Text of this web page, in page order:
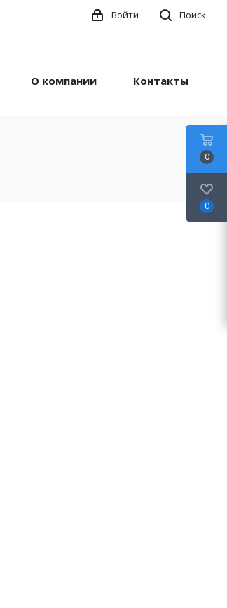
Поиск
Войти
О компании Контакты
0
0